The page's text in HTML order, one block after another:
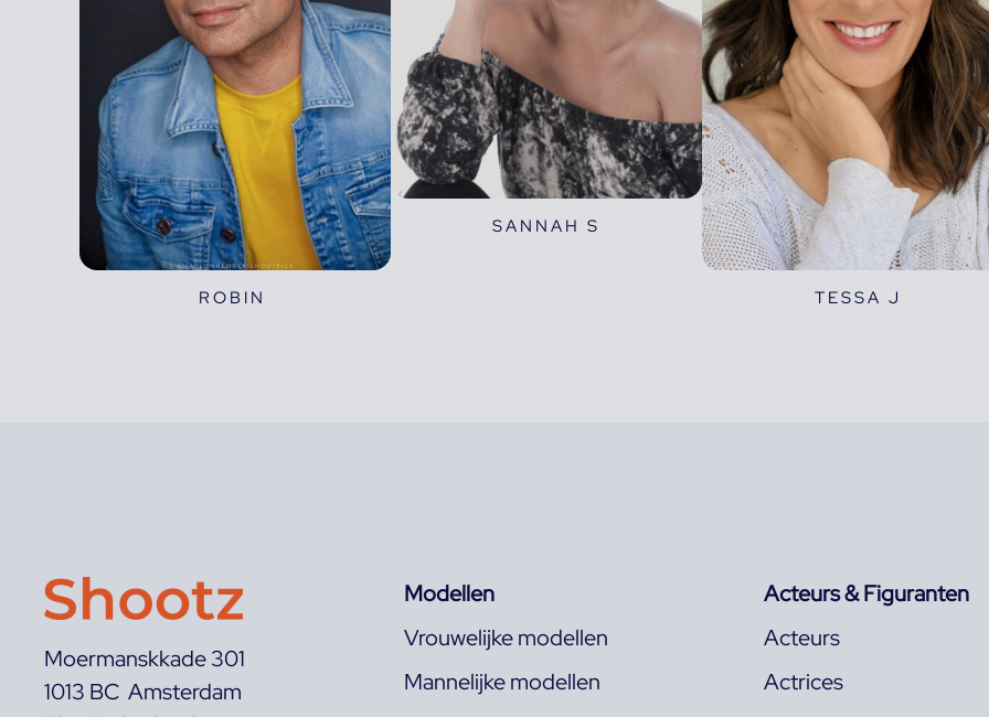
ROBIN
SANNAH S
TESSA J
Moermanskkade 301
1013 BC Amsterdam
Modellen
Vrouwelijke modellen
Mannelijke modellen
Acteurs & Figuranten
Acteurs
Actrices